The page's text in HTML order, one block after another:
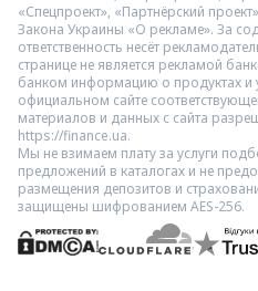
«Спецпроект», «Партнёрский
Закона Украины «О рекламе». За
ответственность несёт
странице не является рекламой
банком информацию о продуктах и
официальном сайте
материалов и данных с сайта
https://finance.ua.
Мы не взимаем плату за услуги
предложений в каталогах и не
размещения депозитов и
защищены шифрованием AES-256.